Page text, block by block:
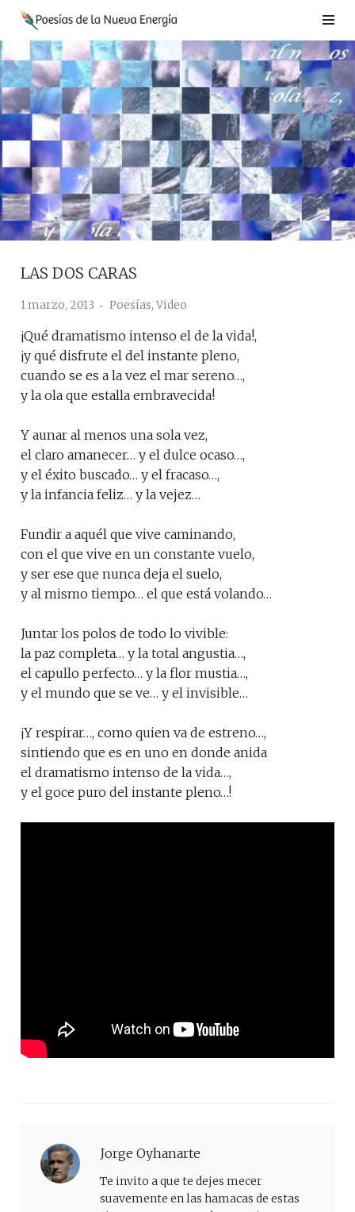
Saltar
contenido
LAS DOS CARAS
1 marzo, 2013 Poesías, Video
¡Qué dramatismo intenso el de la vida!,
¡y qué disfrute el del instante pleno,
cuando se es a la vez el mar sereno…,
y la ola que estalla embravecida!
Y aunar al menos una sola vez,
el claro amanecer… y el dulce ocaso…,
y el éxito buscado… y el fracaso…,
y la infancia feliz… y la vejez…
Fundir a aquél que vive caminando,
con el que vive en un constante vuelo,
y ser ese que nunca deja el suelo,
y al mismo tiempo… el que está volando…
Juntar los polos de todo lo vivible:
la paz completa… y la total angustia…,
el capullo perfecto… y la flor mustia…,
y el mundo que se ve… y el invisible…
¡Y respirar…, como quien va de estreno…,
sintiendo que es en uno en donde anida
el dramatismo intenso de la vida…,
y el goce puro del instante pleno…!
Jorge Oyhanarte
Te invito a que te dejes mecer
suavemente en las hamacas de estas